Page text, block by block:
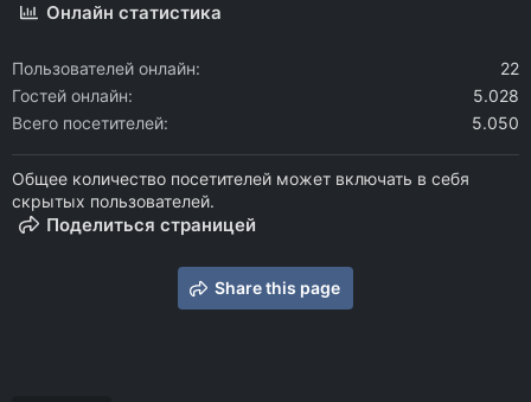
Онлайн статистика
Пользователей онлайн
22
Гостей онлайн
5.028
Всего посетителей
5.050
Общее количество посетителей может включать в себя
скрытых пользователей.
Поделиться страницей
Share this page